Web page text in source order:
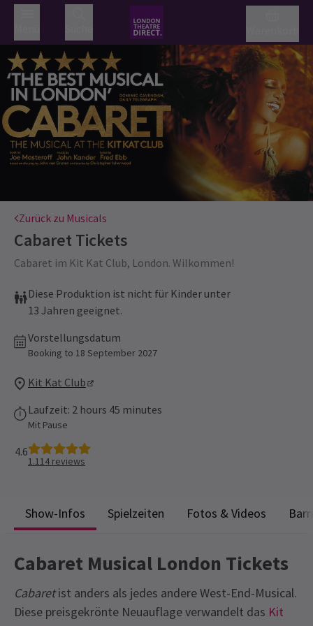
Zurück zu Musicals
Cabaret Tickets
Cabaret im Kit Kat Club, London. Wilkommen!
Diese Produktion ist nicht für Kinder unter
13 Jahren geeignet.
Vorstellungsdatum
Booking to 18 September 2027
Kit Kat Club
Laufzeit: 2 hours 45 minutes
Mit Pause
4.6
1.114 reviews
Show-Infos Spielzeiten Fotos & Videos
Cabaret Musical London Tickets
Cabaretist anders als jedes andere West-End-Musical.
Diese preisgekrönte Neuauflage verwandelt das Kit